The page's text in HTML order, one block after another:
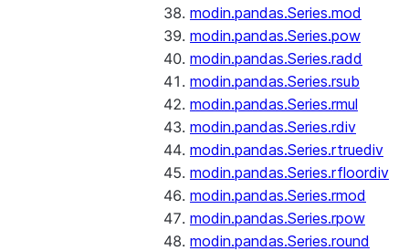
modin.pandas.Series.mod
modin.pandas.Series.pow
modin.pandas.Series.radd
modin.pandas.Series.rsub
modin.pandas.Series.rmul
modin.pandas.Series.rdiv
modin.pandas.Series.rtruediv
modin.pandas.Series.rfloordiv
modin.pandas.Series.rmod
modin.pandas.Series.rpow
modin.pandas.Series.round